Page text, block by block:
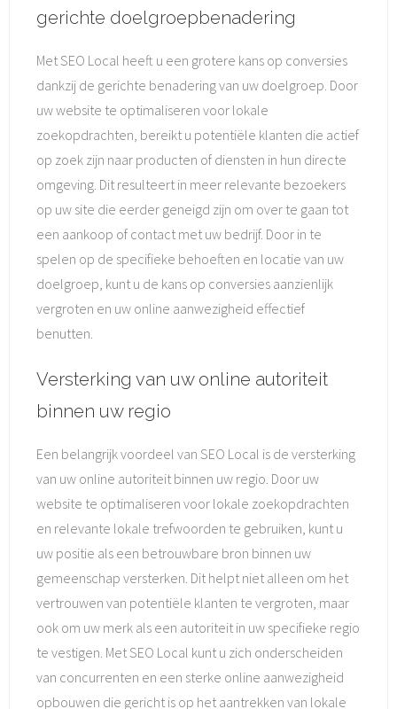
gerichte doelgroepbenadering
Met SEO Local heeft u een grotere kans op conversies
dankzij de gerichte benadering van uw doelgroep. Door
uw website te optimaliseren voor lokale
zoekopdrachten, bereikt u potentiële klanten die actief
op zoek zijn naar producten of diensten in hun directe
omgeving. Dit resulteert in meer relevante bezoekers
op uw site die eerder geneigd zijn om over te gaan tot
een aankoop of contact met uw bedrijf. Door in te
spelen op de specifieke behoeften en locatie van uw
doelgroep, kunt u de kans op conversies aanzienlijk
vergroten en uw online aanwezigheid effectief
benutten.
Versterking van uw online autoriteit
binnen uw regio
Een belangrijk voordeel van SEO Local is de versterking
van uw online autoriteit binnen uw regio. Door uw
website te optimaliseren voor lokale zoekopdrachten
en relevante lokale trefwoorden te gebruiken, kunt u
uw positie als een betrouwbare bron binnen uw
gemeenschap versterken. Dit helpt niet alleen om het
vertrouwen van potentiële klanten te vergroten, maar
ook om uw merk als een autoriteit in uw specifieke regio
te vestigen. Met SEO Local kunt u zich onderscheiden
van concurrenten en een sterke online aanwezigheid
opbouwen die gericht is op het aantrekken van lokale